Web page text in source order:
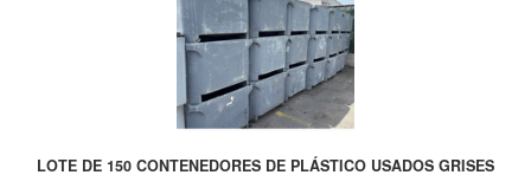
LOTE DE 150 CONTENEDORES DE PLÁSTICO USADOS GRISES